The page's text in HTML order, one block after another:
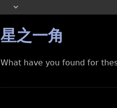
星之一角
What have you found for